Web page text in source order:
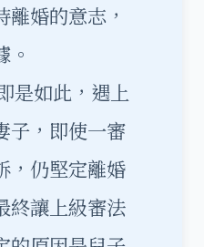
婚的意志，
。
是如此，遇上
子，即使一審
，仍堅定離婚
終讓上級審法